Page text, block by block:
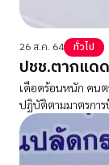
26 ส.ค. 64 ทั่วไป
ปชช.ตากแด
เดือดร้อนหนัก คน
ปฏิบัติตามมาตรกา